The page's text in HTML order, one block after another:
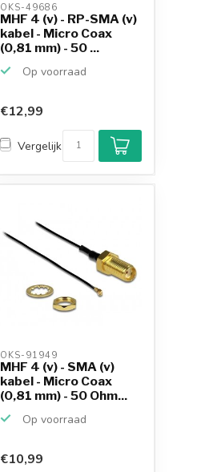
OKS-49686
MHF 4 (v) - RP-SMA (v)
kabel - Micro Coax
(0,81 mm) - 50 ...
Op voorraad
€12,99
Vergelijk
OKS-91949
MHF 4 (v) - SMA (v)
kabel - Micro Coax
(0,81 mm) - 50 Ohm...
Op voorraad
€10,99